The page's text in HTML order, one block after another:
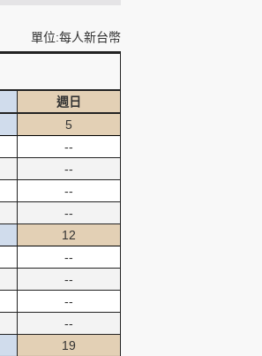
單位:每人新台幣
週日
5
--
--
--
--
12
--
--
--
--
19